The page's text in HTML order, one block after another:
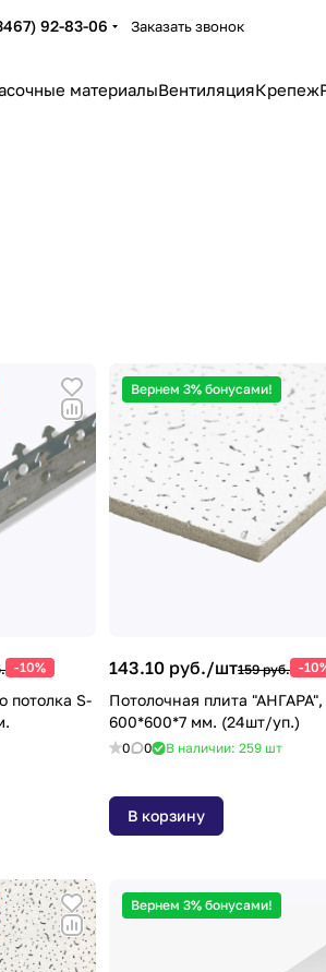
92-83-06 Заказать звонок
материалыВентиляцияКрепеж
-10%
потолка S-
Вернем 3% бонусами!
143.10 руб./шт159 руб. -
Потолочная плита "АНГАРА",
600*600*7 мм. (24шт/уп.)
0 0 В наличии: 259 шт
В корзину
Вернем 3% бонусами!